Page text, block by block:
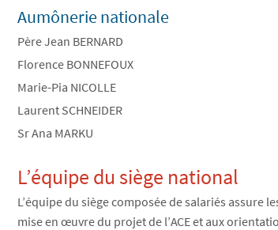
Aumônerie nationale
Père Jean BERNARD
Florence BONNEFOUX
Marie-Pia NICOLLE
Laurent SCHNEIDER
Sr Ana MARKU
L’équipe du siège national
L’équipe du siège composée de salariés assure
mise en œuvre du projet de l’ACE et aux